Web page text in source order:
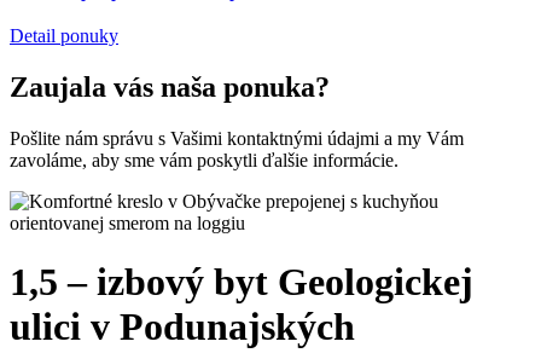
Detail ponuky
Zaujala vás naša ponuka?
Pošlite nám správu s Vašimi kontaktnými údajmi a my Vám
zavoláme, aby sme vám poskytli ďalšie informácie.
1,5 – izbový byt Geologickej
ulici v Podunajských